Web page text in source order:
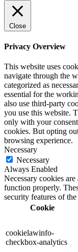
Close
Privacy Overview
This website uses
navigate through the
categorized as
essential for the
also use third-party
you use this website.
only with your
cookies. But opting
browsing experience.
Necessary
Necessary
Always Enabled
Necessary cookies
function properly.
security features of
Cookie
cookielawinfo-
checkbox-analytics